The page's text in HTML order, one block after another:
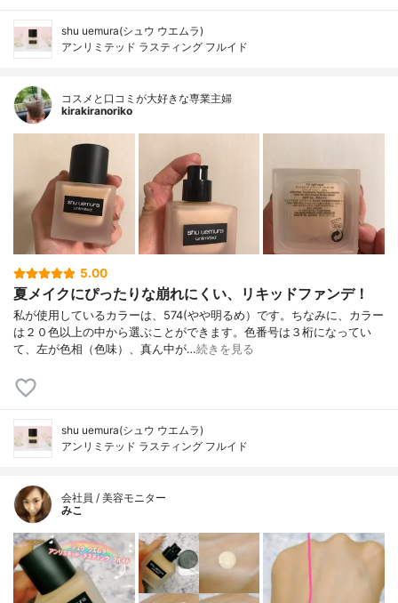
shu uemura(シュウ ウエムラ)
アンリミテッド ラスティング フルイド
コスメと口コミが大好きな専業主婦
kirakiranoriko
5.00
夏メイクにぴったりな崩れにくい、リキッドファンデ！
私が使用しているカラーは、574(やや明るめ）です。ちなみに、カラー
は２０色以上の中から選ぶことができます。色番号は３桁になってい
て、左が色相（色味）、真ん中が…続きを見る
shu uemura(シュウ ウエムラ)
アンリミテッド ラスティング フルイド
会社員 / 美容モニター
みこ